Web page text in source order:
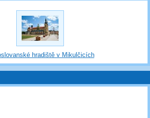
hradiště v Mikulčicích